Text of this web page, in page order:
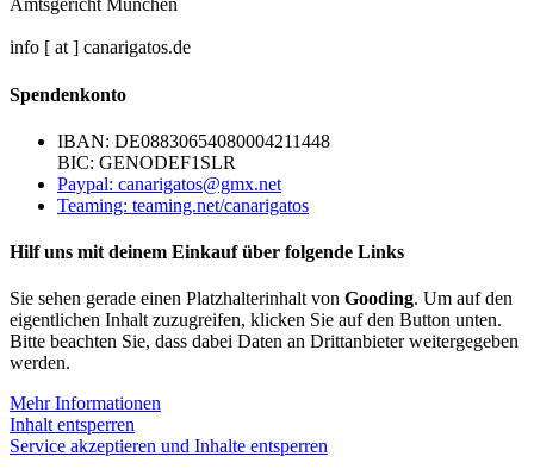
Amtsgericht München
info [ at ] canarigatos.de
Spendenkonto
IBAN: DE08830654080004211448
BIC: GENODEF1SLR
Paypal: canarigatos@gmx.net
Teaming: teaming.net/canarigatos
Hilf uns mit deinem Einkauf über folgende Links
Sie sehen gerade einen Platzhalterinhalt von Gooding. Um auf den
eigentlichen Inhalt zuzugreifen, klicken Sie auf den Button unten.
Bitte beachten Sie, dass dabei Daten an Drittanbieter weitergegeben
werden.
Mehr Informationen
Inhalt entsperren
Service akzeptieren und Inhalte entsperren